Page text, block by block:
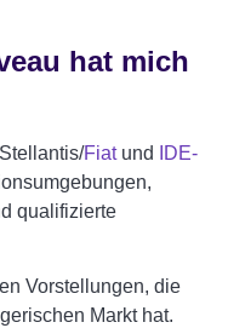
hat mich
Fiatund
IDE-
qualifizierte
Vorstellungen, die
Markt hat.